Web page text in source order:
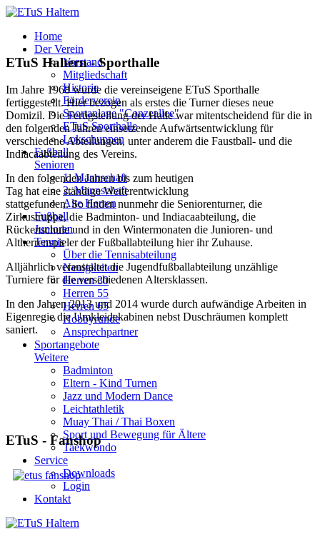
Home
Der Verein
Vorstand
Mitgliedschaft
Historie
Förderverein
Sportanlage "Conzeallee"
ETuS Sporthalle
Lokschuppen
Fußball
Senioren
1. Mannschaft
2. Mannschaft
Alte Herren
Fußball
Junioren
Tennis
Über die Tennisabteilung
Neuigkeiten
Herren 30
Herren 55
Herren 65
Hobbyrunde
Ansprechpartner
Sportangebote
Weitere
Badminton
Eltern - Kind Turnen
Jazz und Modern Dance
Leichtathletik
Muay Thai / Thai Boxen
Sport und Bewegung für Ältere
Taekwondo
Service
Downloads
Login
Kontakt
ETuS Haltern - Sporthalle
Im Jahre 1968 wurde die vereinseigene ETuS Sporthalle
fertiggestellt. Hier bezogen als erstes die Turner dieses neue
Domizil. Die Fertigstellung der Halle war mitentscheidend für die in
den folgenden Jahren einsetzende Aufwärtsentwicklung für
verschiedene Abteilungen, unter anderem die Faustball- und die
Indiacaabteilung des Vereins.
In den folgenden Jahren bis zum heutigen
Tag hat eine ständige Weiterentwicklung
stattgefunden. So finden nunmehr die Seniorenturner, die
Zirkustruppe, die Badminton- und Indiacaabteilung, die
Rückenschule und in den Wintermonaten die Junioren- und
Altherrenspieler der Fußballabteilung hier ihr Zuhause.
Alljährlich veranstaltet die Jugendfußballabteilung unzählige
Turniere für die verschiedenen Altersklassen.
In den Jahren 2013 und 2014 wurde durch aufwändige Arbeiten in
Eigenregie die Umkleidekabinen nebst Duschräumen komplett
saniert.
ETuS - Fanshop